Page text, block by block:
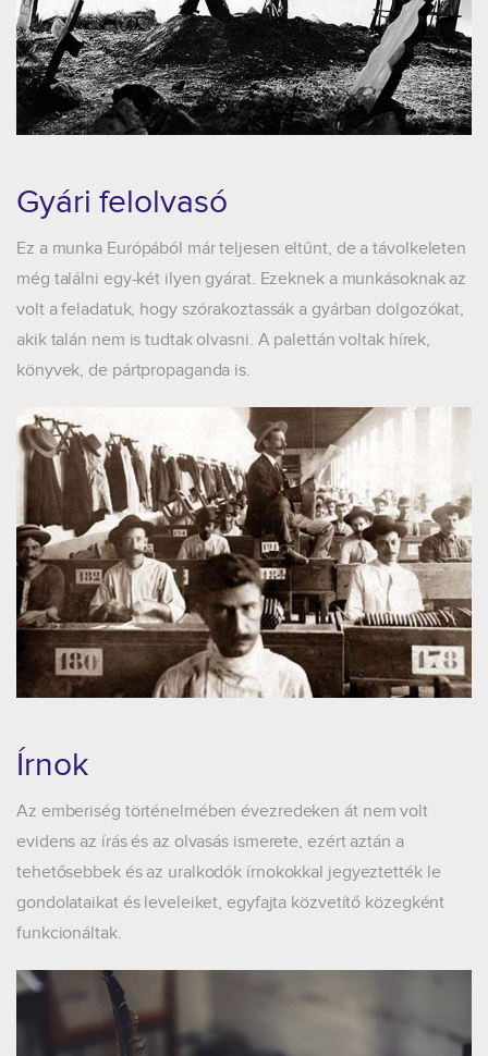
Gyári felolvasó
Ez a munka Európából már teljesen eltűnt, de a távolkeleten
még találni egy-két ilyen gyárat. Ezeknek a munkásoknak az
volt a feladatuk, hogy szórakoztassák a gyárban dolgozókat,
akik talán nem is tudtak olvasni. A palettán voltak hírek,
könyvek, de pártpropaganda is.
Írnok
Az emberiség történelmében évezredeken át nem volt
evidens az írás és az olvasás ismerete, ezért aztán a
tehetősebbek és az uralkodók írnokokkal jegyeztették le
gondolataikat és leveleiket, egyfajta közvetítő közegként
funkcionáltak.